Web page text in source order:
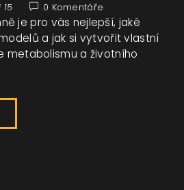
15 0 Komentáře
je pro vás nejlepší, jaké
a jak si vytvořit vlastní
metabolismu a životního